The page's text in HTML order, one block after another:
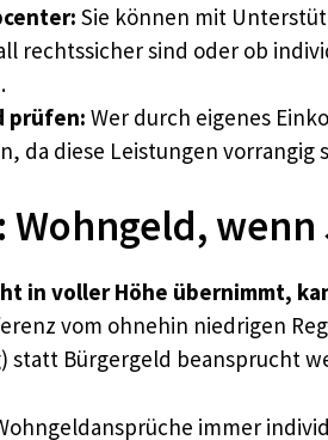
Sie können mit
rechtssicher sind oder ob
prüfen: Wer durch eigenes
da diese Leistungen
Wohngeld,
in voller Höhe übernimmt,
vom ohnehin niedrigen
statt Bürgergeld beansprucht
immer